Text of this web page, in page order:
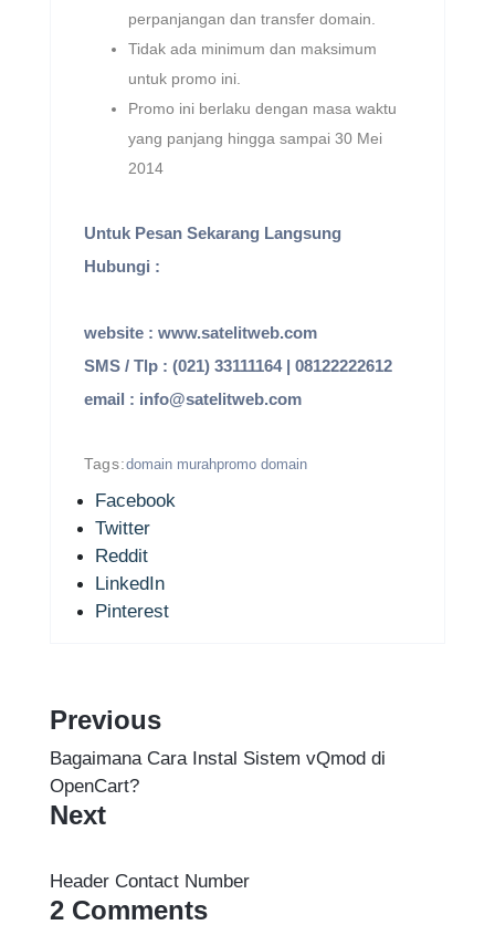
perpanjangan dan transfer domain.
Tidak ada minimum dan maksimum
untuk promo ini.
Promo ini berlaku dengan masa waktu
yang panjang hingga sampai 30 Mei
2014
Untuk Pesan Sekarang Langsung
Hubungi :
website : www.satelitweb.com
SMS / Tlp : (021) 33111164 | 08122222612
email : info@satelitweb.com
Tags:domain murahpromo domain
Facebook
Twitter
Reddit
LinkedIn
Pinterest
Previous
Bagaimana Cara Instal Sistem vQmod di
OpenCart?
Next
Header Contact Number
2 Comments